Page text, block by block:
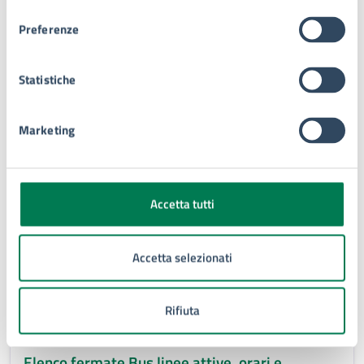
Preferenze
Statistiche
Marketing
Accetta tutti
Accetta selezionati
Rifiuta
Documenti
Tariffe abbonamenti Parcheggi e Strisce Blu
DATASET